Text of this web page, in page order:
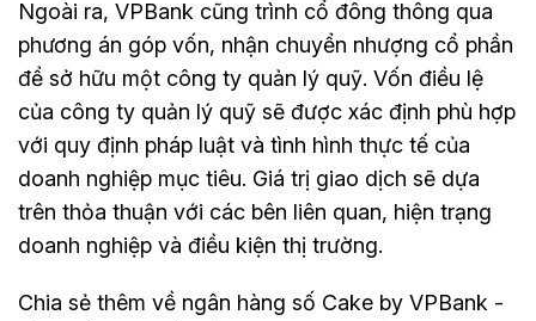
Ngoài ra, VPBank cũng trình cổ đông thông qua
phương án góp vốn, nhận chuyển nhượng cổ phần
để sở hữu một công ty quản lý quỹ. Vốn điều lệ
của công ty quản lý quỹ sẽ được xác định phù hợp
với quy định pháp luật và tình hình thực tế của
doanh nghiệp mục tiêu. Giá trị giao dịch sẽ dựa
trên thỏa thuận với các bên liên quan, hiện trạng
doanh nghiệp và điều kiện thị trường.
Chia sẻ thêm về ngân hàng số Cake by VPBank -